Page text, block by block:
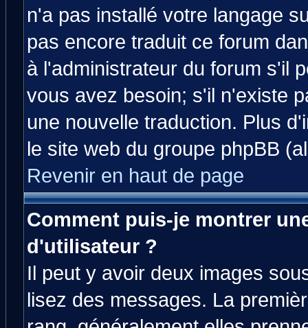
n'a pas installé votre langage
pas encore traduit ce forum
à l'administrateur du forum s'il
vous avez besoin; s'il n'existe
une nouvelle traduction. Plus
le site web du groupe phpBB
Revenir en haut de page
Comment puis-je montrer
d'utilisateur ?
Il peut y avoir deux images
lisez des messages. La